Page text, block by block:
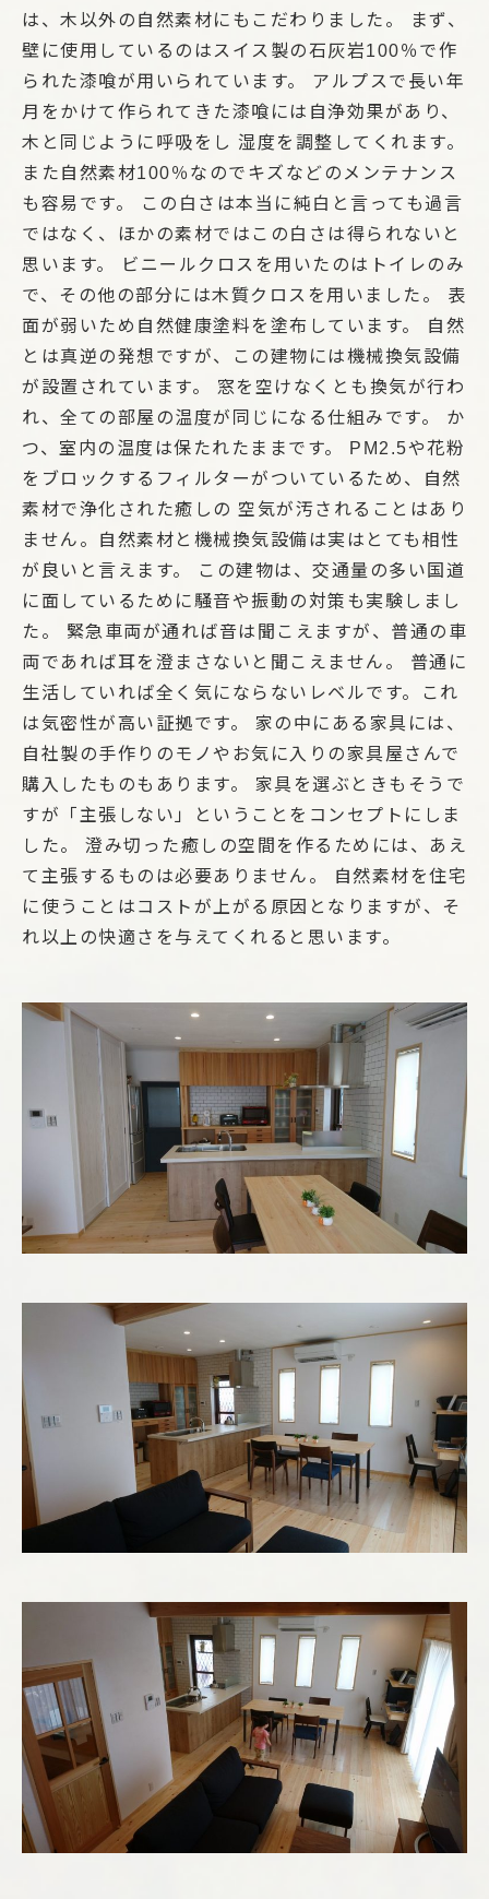
は、木以外の自然素材にもこだわりました。 まず、
壁に使用しているのはスイス製の石灰岩100％で作
られた漆喰が用いられています。 アルプスで長い年
月をかけて作られてきた漆喰には自浄効果があり、
木と同じように呼吸をし 湿度を調整してくれます。
また自然素材100％なのでキズなどのメンテナンス
も容易です。 この白さは本当に純白と言っても過言
ではなく、ほかの素材ではこの白さは得られないと
思います。 ビニールクロスを用いたのはトイレのみ
で、その他の部分には木質クロスを用いました。 表
面が弱いため自然健康塗料を塗布しています。 自然
とは真逆の発想ですが、この建物には機械換気設備
が設置されています。 窓を空けなくとも換気が行わ
れ、全ての部屋の温度が同じになる仕組みです。 か
つ、室内の温度は保たれたままです。 PM2.5や花粉
をブロックするフィルターがついているため、自然
素材で浄化された癒しの 空気が汚されることはあり
ません。自然素材と機械換気設備は実はとても相性
が良いと言えます。 この建物は、交通量の多い国道
に面しているために騒音や振動の対策も実験しまし
た。 緊急車両が通れば音は聞こえますが、普通の車
両であれば耳を澄まさないと聞こえません。 普通に
生活していれば全く気にならないレベルです。これ
は気密性が高い証拠です。 家の中にある家具には、
自社製の手作りのモノやお気に入りの家具屋さんで
購入したものもあります。 家具を選ぶときもそうで
すが「主張しない」ということをコンセプトにしま
した。 澄み切った癒しの空間を作るためには、あえ
て主張するものは必要ありません。 自然素材を住宅
に使うことはコストが上がる原因となりますが、そ
れ以上の快適さを与えてくれると思います。